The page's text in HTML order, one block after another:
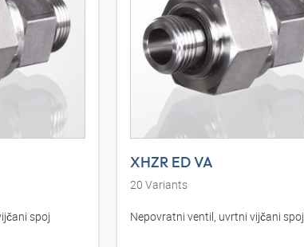
spoj
XHZR ED VA
20 Variants
Nepovratni ventil, uvrtni vijčani spoj